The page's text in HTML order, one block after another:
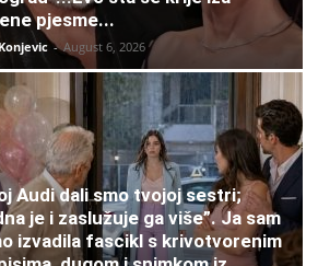
pjesme...
- August 6, 2026
Audi dali smo tvojoj sestri;
je i zaslužuje ga više”. Ja sam
izvadila fascikl s krivotvorenim